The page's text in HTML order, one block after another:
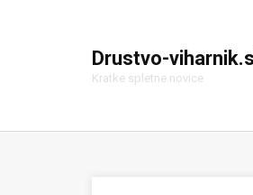
Drustvo-
Kratke spletne novice